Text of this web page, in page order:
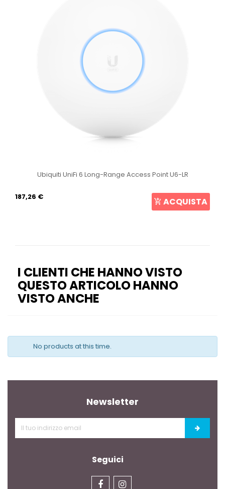
Ubiquiti UniFi 6 Long-Range Access Point U6-LR
187,26 € ACQUISTA
I CLIENTI CHE HANNO VISTO
QUESTO ARTICOLO HANNO
VISTO ANCHE
No products at this time.
Newsletter
Seguici